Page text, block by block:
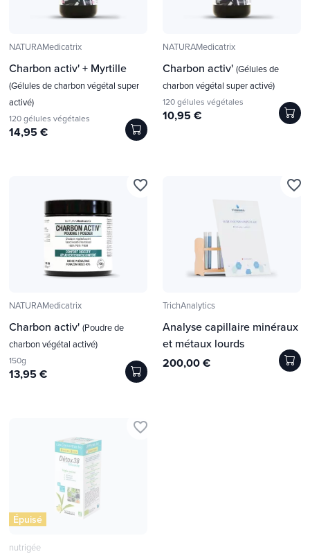
NATURAMedicatrix
Charbon activ' + Myrtille
(Gélules de charbon végétal super
activé)
120 gélules végétales
14,95 €
NATURAMedicatrix
Charbon activ' (Gélules de
charbon végétal super activé)
120 gélules végétales
10,95 €
NATURAMedicatrix
Charbon activ' (Poudre de
charbon végétal activé)
150g
13,95 €
favorite_border
TrichAnalytics
Analyse capillaire minéraux
et métaux lourds
200,00 €
favorite_border
Épuisé
nutrigée
favorite_border